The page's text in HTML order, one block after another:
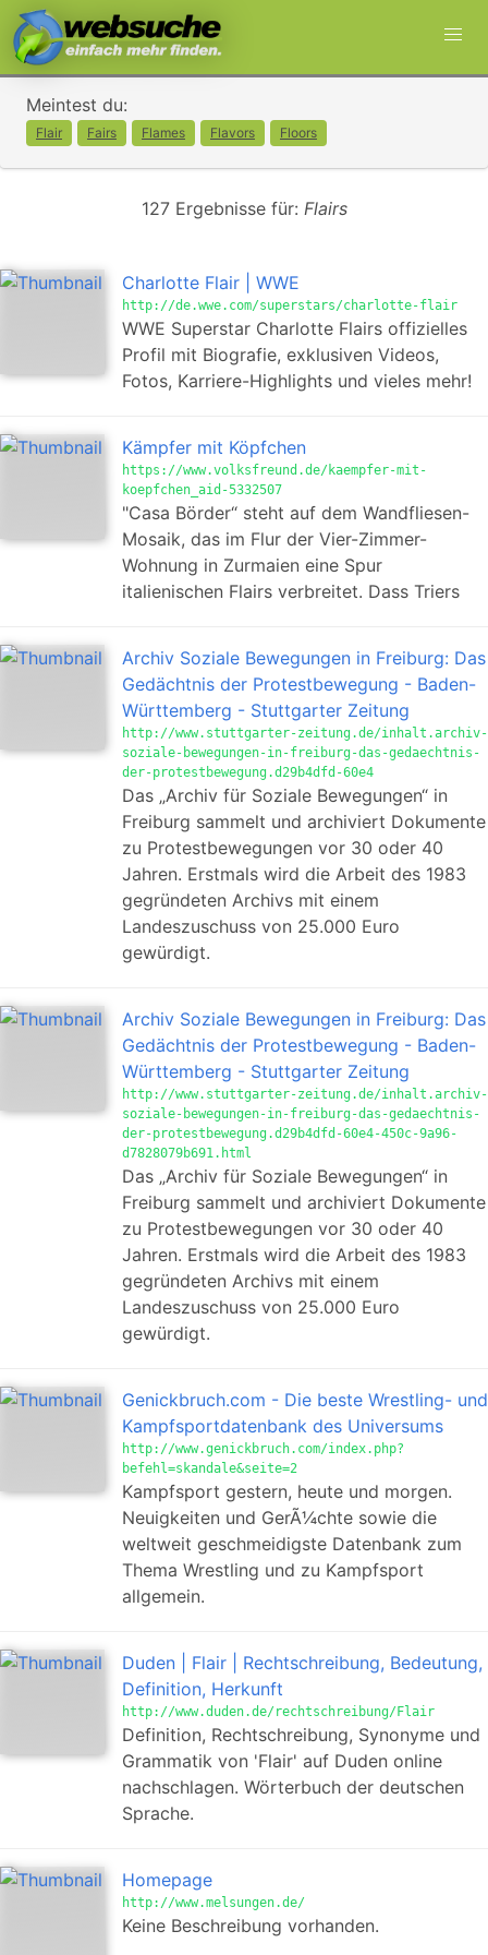
Meintest du:
Flair Fairs Flames Flavors Floors
127 Ergebnisse für: Flairs
Charlotte Flair | WWE
http://de.wwe.com/superstars/charlotte-flair
WWE Superstar Charlotte Flairs offizielles
Profil mit Biografie, exklusiven Videos,
Fotos, Karriere-Highlights und vieles mehr!
Kämpfer mit Köpfchen
https://www.volksfreund.de/kaempfer-mit-
koepfchen_aid-5332507
"Casa Börder“ steht auf dem Wandfliesen-
Mosaik, das im Flur der Vier-Zimmer-
Wohnung in Zurmaien eine Spur
italienischen Flairs verbreitet. Dass Triers
Archiv Soziale Bewegungen in Freiburg: Das
Gedächtnis der Protestbewegung - Baden-
Württemberg - Stuttgarter Zeitung
http://www.stuttgarter-zeitung.de/inhalt.archiv-
soziale-bewegungen-in-freiburg-das-gedaechtnis-
der-protestbewegung.d29b4dfd-60e4
Das „Archiv für Soziale Bewegungen“ in
Freiburg sammelt und archiviert Dokumente
zu Protestbewegungen vor 30 oder 40
Jahren. Erstmals wird die Arbeit des 1983
gegründeten Archivs mit einem
Landeszuschuss von 25.000 Euro
gewürdigt.
Archiv Soziale Bewegungen in Freiburg: Das
Gedächtnis der Protestbewegung - Baden-
Württemberg - Stuttgarter Zeitung
http://www.stuttgarter-zeitung.de/inhalt.archiv-
soziale-bewegungen-in-freiburg-das-gedaechtnis-
der-protestbewegung.d29b4dfd-60e4-450c-9a96-
d7828079b691.html
Das „Archiv für Soziale Bewegungen“ in
Freiburg sammelt und archiviert Dokumente
zu Protestbewegungen vor 30 oder 40
Jahren. Erstmals wird die Arbeit des 1983
gegründeten Archivs mit einem
Landeszuschuss von 25.000 Euro
gewürdigt.
Genickbruch.com - Die beste Wrestling- und
Kampfsportdatenbank des Universums
http://www.genickbruch.com/index.php?
befehl=skandale&seite=2
Kampfsport gestern, heute und morgen.
Neuigkeiten und GerÃ¼chte sowie die
weltweit geschmeidigste Datenbank zum
Thema Wrestling und zu Kampfsport
allgemein.
Duden | Flair | Rechtschreibung, Bedeutung,
Definition, Herkunft
http://www.duden.de/rechtschreibung/Flair
Definition, Rechtschreibung, Synonyme und
Grammatik von 'Flair' auf Duden online
nachschlagen. Wörterbuch der deutschen
Sprache.
Homepage
http://www.melsungen.de/
Keine Beschreibung vorhanden.